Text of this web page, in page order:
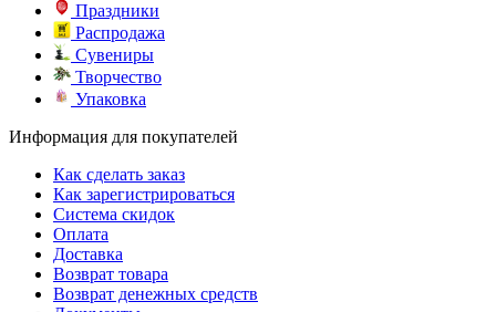
Праздники
Распродажа
Сувениры
Творчество
Упаковка
Информация для покупателей
Как сделать заказ
Как зарегистрироваться
Система скидок
Оплата
Доставка
Возврат товара
Возврат денежных средств